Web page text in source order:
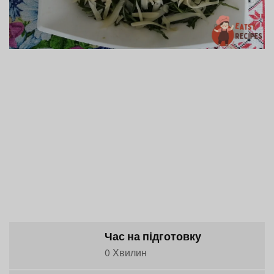
Час на підготовку
0 Хвилин